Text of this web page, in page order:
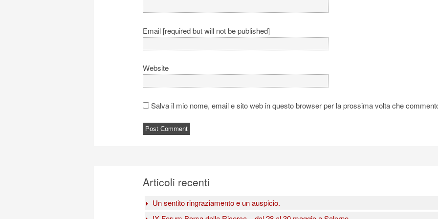
Email [required but will not be published]
Website
Salva il mio nome, email e sito web in questo browser per la prossima volta che
Articoli recenti
Un sentito ringraziamento e un auspicio.